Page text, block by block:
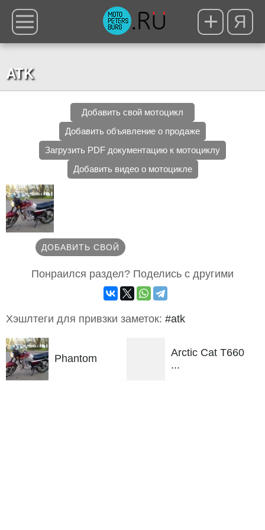
Я
ATK
Добавить свой мотоцикл
Добавить объявление о продаже
Загрузить PDF документацию к мотоциклу
Добавить видео о мотоцикле
ДОБАВИТЬ СВОЙ
Понраился раздел? Поделись с другими
Хэшлтеги для привзки заметок: #atk
Phantom
Arctic Cat T660
...